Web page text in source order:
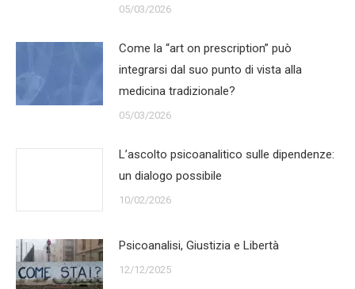
05/03/2026
Come la “art on prescription” può
integrarsi dal suo punto di vista alla
medicina tradizionale?
05/03/2026
L’ascolto psicoanalitico sulle dipendenze:
un dialogo possibile
10/02/2026
Psicoanalisi, Giustizia e Libertà
12/12/2025